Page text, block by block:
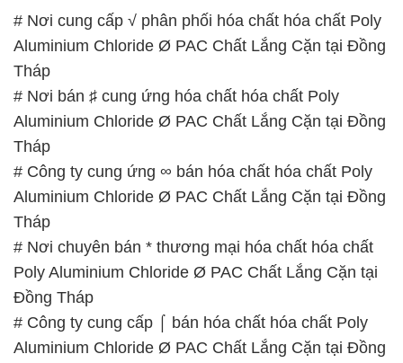
# Nơi cung cấp √ phân phối hóa chất hóa chất Poly
Aluminium Chloride Ø PAC Chất Lắng Cặn tại Đồng
Tháp
# Nơi bán ♯ cung ứng hóa chất hóa chất Poly
Aluminium Chloride Ø PAC Chất Lắng Cặn tại Đồng
Tháp
# Công ty cung ứng ∞ bán hóa chất hóa chất Poly
Aluminium Chloride Ø PAC Chất Lắng Cặn tại Đồng
Tháp
# Nơi chuyên bán * thương mại hóa chất hóa chất
Poly Aluminium Chloride Ø PAC Chất Lắng Cặn tại
Đồng Tháp
# Công ty cung cấp ⌠ bán hóa chất hóa chất Poly
Aluminium Chloride Ø PAC Chất Lắng Cặn tại Đồng